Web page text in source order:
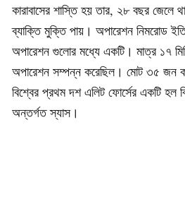
কারাবাসের শাস্তি হয় তার, ২৮ বছর জেলে
ব্যাক্তি মুক্তি পায়। অপারেশন নিমরোড
অপারেশন গুলোর মধ্যে একটি। মাত্র ১৭
অপারেশন সম্পন্ন করেছিল। মোট ৩৫ জন
বিশ্বের প্রথম দশ এলিট ফোর্সের একটি হল
অন্তর্গত স্যাস।